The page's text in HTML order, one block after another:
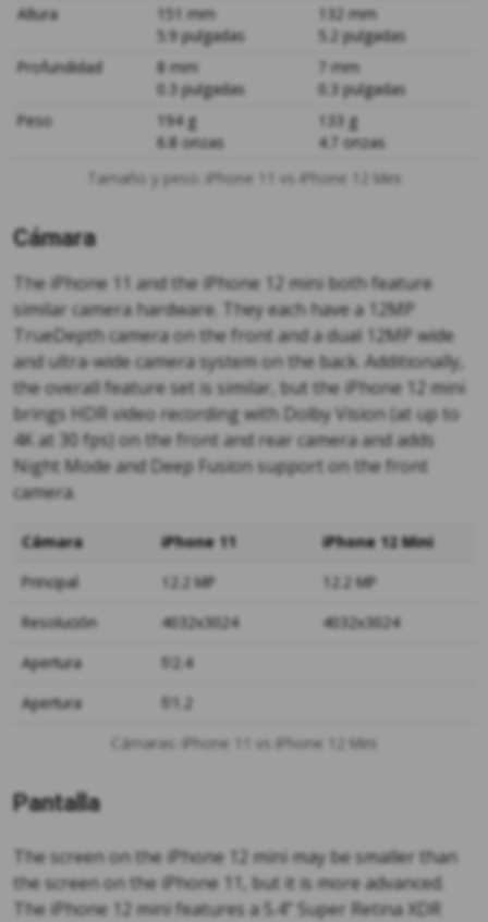
Tamaño y peso: iPhone 11 vs iPhone 12 Mini
Altura
151 mm
5.9 pulgadas
132 mm
5.2 pulgadas
Profundidad
8 mm
0.3 pulgadas
7 mm
0.3 pulgadas
Peso
194 g
6.8 onzas
133 g
4.7 onzas
Cámara
The iPhone 11 and the iPhone 12 mini both feature
similar camera hardware. They each have a 12MP
TrueDepth camera on the front and a dual 12MP wide
and ultra-wide camera system on the back. Additionally,
the overall feature set is similar, but the iPhone 12 mini
brings HDR video recording with Dolby Vision (at up to
4K at 30 fps) on the front and rear camera and adds
Night Mode and Deep Fusion support on the front
camera.
Cámaras: iPhone 11 vs iPhone 12 Mini
Cámara iPhone 11
iPhone 12 Mini
Principal
12.2 MP
12.2 MP
Resolución
4032x3024
4032x3024
Apertura
f/2.4
Apertura
f/1.2
Pantalla
The screen on the iPhone 12 mini may be smaller than
the screen on the iPhone 11, but it is more advanced.
The iPhone 12 mini features a 5.4” Super Retina XDR